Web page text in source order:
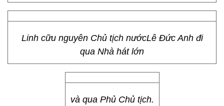
Linh cữu nguyên Chủ tịch nướcLê Đức Anh đi
qua Nhà hát lớn
và qua Phủ Chủ tịch.